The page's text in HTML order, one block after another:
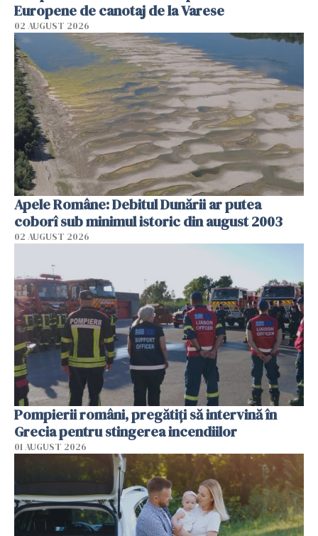
Europene de canotaj de la Varese
02 AUGUST 2026
Apele Române: Debitul Dunării ar putea
coborî sub minimul istoric din august 2003
02 AUGUST 2026
Pompierii români, pregătiţi să intervină în
Grecia pentru stingerea incendiilor
01 AUGUST 2026